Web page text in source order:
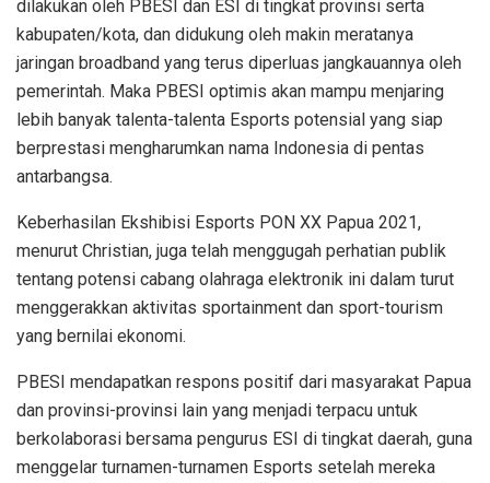
dilakukan oleh PBESI dan ESI di tingkat provinsi serta
kabupaten/kota, dan didukung oleh makin meratanya
jaringan broadband yang terus diperluas jangkauannya oleh
pemerintah. Maka PBESI optimis akan mampu menjaring
lebih banyak talenta-talenta Esports potensial yang siap
berprestasi mengharumkan nama Indonesia di pentas
antarbangsa.
Keberhasilan Ekshibisi Esports PON XX Papua 2021,
menurut Christian, juga telah menggugah perhatian publik
tentang potensi cabang olahraga elektronik ini dalam turut
menggerakkan aktivitas sportainment dan sport-tourism
yang bernilai ekonomi.
PBESI mendapatkan respons positif dari masyarakat Papua
dan provinsi-provinsi lain yang menjadi terpacu untuk
berkolaborasi bersama pengurus ESI di tingkat daerah, guna
menggelar turnamen-turnamen Esports setelah mereka